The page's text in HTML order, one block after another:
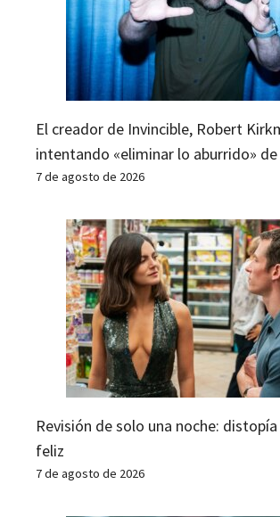
El creador de Invincible, Robert
intentando «eliminar lo aburrido»
7 de agosto de 2026
Revisión de solo una noche:
feliz
7 de agosto de 2026